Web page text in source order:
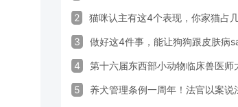
2 猫咪认主有这4个表现，你家猫占
3 做好这4件事，能让狗狗跟皮肤病
4 第十六届东西部小动物临床兽医师
5 养犬管理条例一周年！法官以案说